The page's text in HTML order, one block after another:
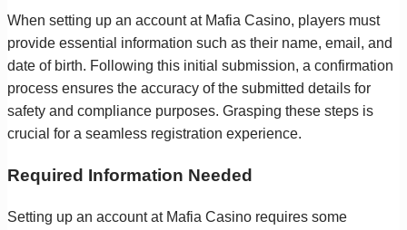
When setting up an account at Mafia Casino, players must
provide essential information such as their name, email, and
date of birth. Following this initial submission, a confirmation
process ensures the accuracy of the submitted details for
safety and compliance purposes. Grasping these steps is
crucial for a seamless registration experience.
Required Information Needed
Setting up an account at Mafia Casino requires some